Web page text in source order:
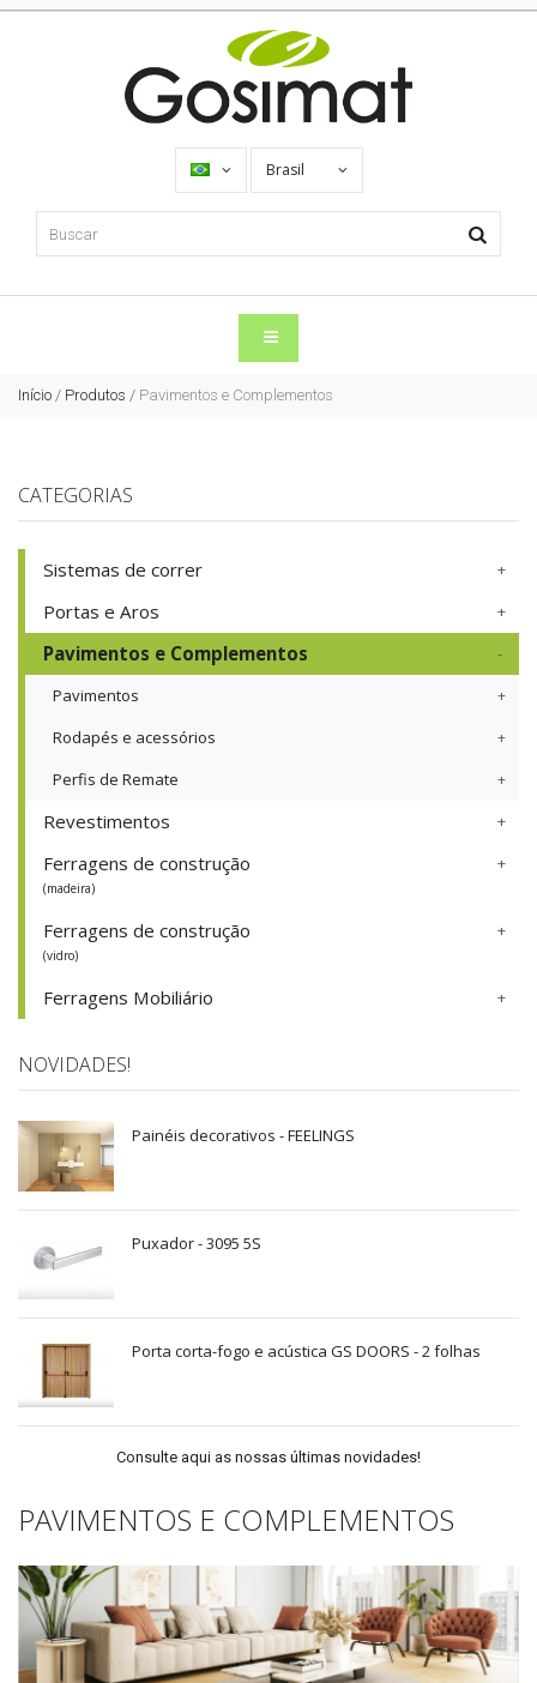
Brasil
Início / Produtos / Pavimentos e Complementos
CATEGORIAS
Sistemas de correr
Portas e Aros
Pavimentos e Complementos
Pavimentos
Rodapés e acessórios
Perfis de Remate
Revestimentos
Ferragens de construção
(madeira)
Ferragens de construção
(vidro)
Ferragens Mobiliário
NOVIDADES!
Painéis decorativos - FEELINGS
Puxador - 3095 5S
Porta corta-fogo e acústica GS DOORS - 2 folhas
Consulte aqui as nossas últimas novidades!
PAVIMENTOS E COMPLEMENTOS